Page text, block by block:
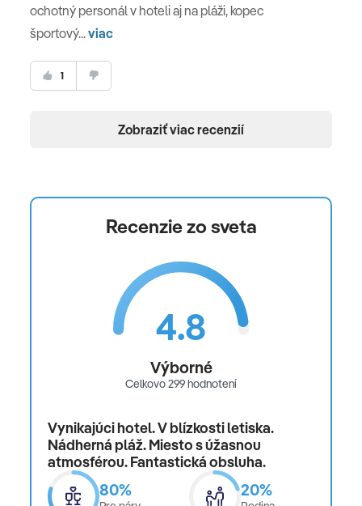
ochotný personál v hoteli aj na pláži, kopec
športový...viac
1
Zobraziť viac recenzií
Recenzie zo sveta
4.8
Výborné
Celkovo 299 hodnotení
Vynikajúci hotel. V blízkosti letiska.
Nádherná pláž. Miesto s úžasnou
atmosférou. Fantastická obsluha.
80% 20%